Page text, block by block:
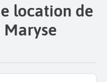
location de